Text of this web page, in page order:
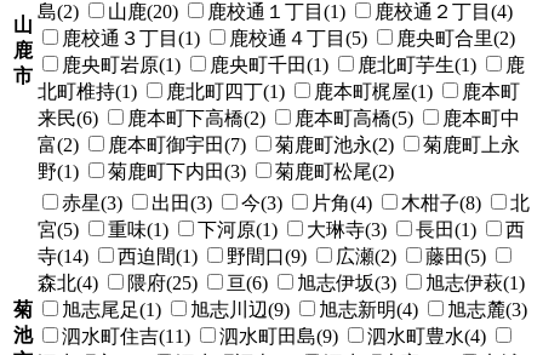
山
鹿
市
島(2)
山鹿(20) 鹿校通１丁目(1)
鹿校通２丁目(4)
鹿校通３丁目(1)
鹿校通４丁目(5)
鹿央町合里(2)
鹿央町岩原(1)
鹿央町千田(1) 鹿北町芋生(1)
鹿
北町椎持(1)
鹿北町四丁(1) 鹿本町梶屋(1)
鹿本町
来民(6)
鹿本町下高橋(2) 鹿本町高橋(5)
鹿本町中
富(2)
鹿本町御宇田(7) 菊鹿町池永(2)
菊鹿町上永
野(1)
菊鹿町下内田(3) 菊鹿町松尾(2)
菊
池
赤星(3) 出田(3) 今(3) 片角(4) 木柑子(8)
北
宮(5)
重味(1) 下河原(1) 大琳寺(3) 長田(1)
西
寺(14)
西迫間(1) 野間口(9) 広瀬(2)
藤田(5)
森北(4)
隈府(25) 亘(6) 旭志伊坂(3)
旭志伊萩(1)
旭志尾足(1)
旭志川辺(9) 旭志新明(4)
旭志麓(3)
泗水町住吉(11)
泗水町田島(9)
泗水町豊水(4)